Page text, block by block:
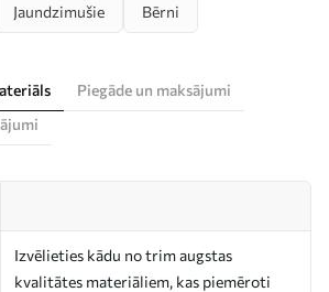
Jaundzimušie Bērni
Piegāde un maksājumi
Izvēlieties kādu no trim augstas
kvalitātes materiāliem, kas piemēroti